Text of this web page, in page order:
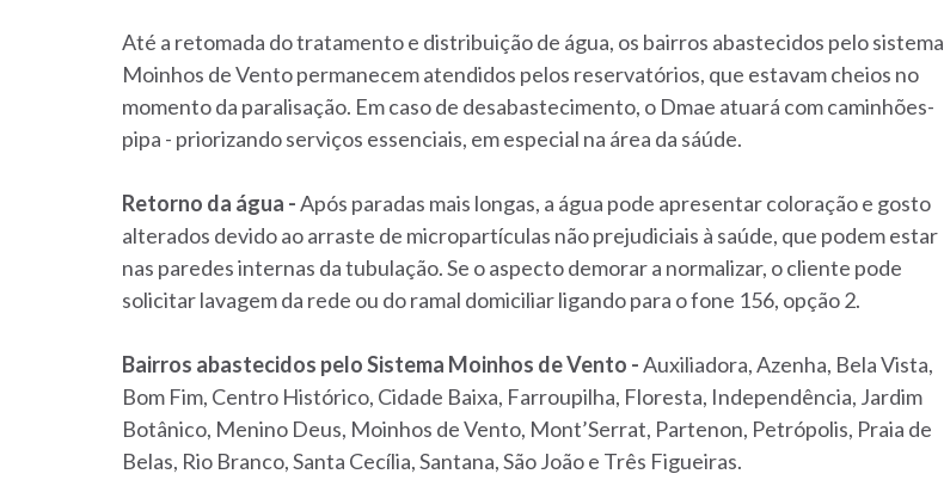
Até a retomada do tratamento e distribuição de água, os bairros abastecidos pelo sistema
Moinhos de Vento permanecem atendidos pelos reservatórios, que estavam cheios no
momento da paralisação. Em caso de desabastecimento, o Dmae atuará com caminhões-
pipa - priorizando serviços essenciais, em especial na área da sáúde.
Retorno da água -Após paradas mais longas, a água pode apresentar coloração e gosto
alterados devido ao arraste de micropartículas não prejudiciais à saúde, que podem estar
nas paredes internas da tubulação. Se o aspecto demorar a normalizar, o cliente pode
solicitar lavagem da rede ou do ramal domiciliar ligando para o fone 156, opção 2.
Bairros abastecidos pelo Sistema Moinhos de Vento -Auxiliadora, Azenha, Bela Vista,
Bom Fim, Centro Histórico, Cidade Baixa, Farroupilha, Floresta, Independência, Jardim
Botânico, Menino Deus, Moinhos de Vento, Mont’Serrat, Partenon, Petrópolis, Praia de
Belas, Rio Branco, Santa Cecília, Santana, São João e Três Figueiras.